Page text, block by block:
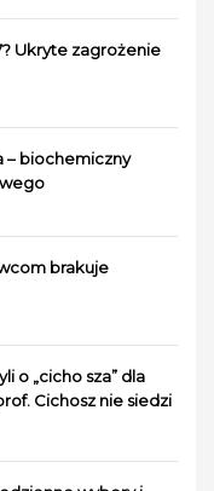
Ukryte zagrożenie
– biochemiczny
brakuje
o „cicho sza” dla
Cichosz nie siedzi